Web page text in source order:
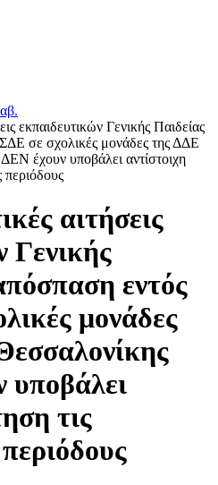
εκπαιδευτικών Γενικής Παιδείας
σε σχολικές μονάδες της ΔΔΕ
έχουν υποβάλει αντίστοιχη
περιόδους
αιτήσεις
Γενικής
εντός
μονάδες
υποβάλει
τις